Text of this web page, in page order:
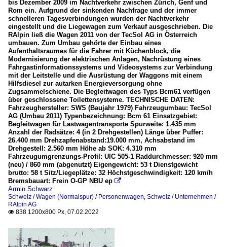
bis Dezember 2009 im Nachtverkehr zwischen Zürich, Genf und
Rom ein. Aufgrund der sinkenden Nachfrage und der immer
schnelleren Tagesverbindungen wurden der Nachtverkehr
eingestellt und die Liegewagen zum Verkauf ausgeschrieben. Die
RAlpin ließ die Wagen 2011 von der TecSol AG in Österreich
umbauen. Zum Umbau gehörte der Einbau eines
Aufenthaltsraumes für die Fahrer mit Küchenblock, die
Modernisierung der elektrischen Anlagen, Nachrüstung eines
Fahrgastinformationssystems und Videosystems zur Verbindung
mit der Leitstelle und die Ausrüstung der Waggons mit einem
Hilfsdiesel zur autarken Energieversorgung ohne
Zugsammelschiene. Die Begleitwagen des Typs Bcm61 verfügen
über geschlossene Toilettensysteme. TECHNISCHE DATEN:
Fahrzeughersteller: SWS (Baujahr 1979) Fahrzeugumbau: TecSol
AG (Umbau 2011) Typenbezeichnung: Bcm 61 Einsatzgebiet:
Begleitwagen für Lastwagentransporte Spurweite: 1.435 mm
Anzahl der Radsätze: 4 (in 2 Drehgestellen) Länge über Puffer:
26.400 mm Drehzapfenabstand:19.000 mm, Achsabstand im
Drehgestell: 2.560 mm Höhe ab SOK: 4.310 mm
Fahrzeugumgrenzungs-Profil: UIC 505-1 Raddurchmesser: 920 mm
(neu) / 860 mm (abgenutzt) Eigengewicht: 53 t Dienstgewicht
brutto: 58 t Sitz/Liegeplätze: 32 Höchstgeschwindigkeit: 120 km/h
Bremsbauart: Frein O-GP NBU ep 
Armin Schwarz
Schweiz / Wagen (Normalspur) / Personenwagen, Schweiz / Unternehmen /
RAlpin AG
 838 1200x800 Px, 07.02.2022